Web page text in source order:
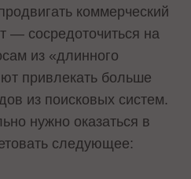
коммерческий
— сосредоточиться на
из «длинного
привлекать больше
из поисковых систем.
нужно оказаться в
следующее: